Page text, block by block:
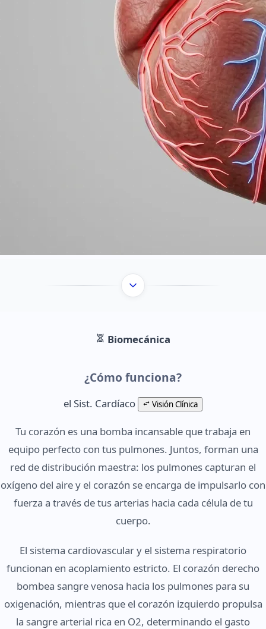
Biomecánica
¿Cómo funciona?
el Sist. Cardíaco Visión Clínica
Tu corazón es una bomba incansable que trabaja en
equipo perfecto con tus pulmones. Juntos, forman una
red de distribución maestra: los pulmones capturan el
oxígeno del aire y el corazón se encarga de impulsarlo con
fuerza a través de tus arterias hacia cada célula de tu
cuerpo.
El sistema cardiovascular y el sistema respiratorio
funcionan en acoplamiento estricto. El corazón derecho
bombea sangre venosa hacia los pulmones para su
oxigenación, mientras que el corazón izquierdo propulsa
la sangre arterial rica en O2, determinando el gasto